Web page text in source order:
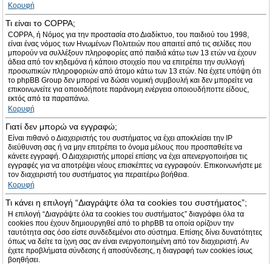
Κορυφή
Τι είναι το COPPA;
COPPA, ή Νόμος για την προστασία στο Διαδίκτυο, του παιδιού του 1998,
είναι ένας νόμος των Ηνωμένων Πολιτειών που απαιτεί από τις σελίδες που
μπορούν να συλλέξουν πληροφορίες από παιδιά κάτω των 13 ετών να έχουν
άδεια από τον κηδεμόνα ή κάποιο στοιχείο που να επιτρέπει την συλλογή
προσωπικών πληροφοριών από άτομο κάτω των 13 ετών. Να έχετε υπόψη ότι
το phpBB Group δεν μπορεί να δώσει νομική συμβουλή και δεν μπορείτε να
επικοινωνείτε για οποιοδήποτε παράνομη ενέργεια οποιουδήποττε είδους,
εκτός από τα παραπάνω.
Κορυφή
Γιατί δεν μπορώ να εγγραφώ;
Είναι πιθανό ο Διαχειριστής του συστήματος να έχει αποκλείσει την IP
διεύθυνση σας ή να μην επιτρέπει το όνομα μέλους που προσπαθείτε να
κάνετε εγγραφή. Ο Διαχειριστής μπορεί επίσης να έχει απενεργοποιήσει τις
εγγραφές για να αποτρέψει νέους επισκέπτες να εγγραφούν. Επικοινωνήστε με
τον διαχειριστή του συστήματος για περαιτέρω βοήθεια.
Κορυφή
Τι κάνει η επιλογή “Διαγράψτε όλα τα cookies του συστήματος”;
Η επιλογή “Διαγράψτε όλα τα cookies του συστήματος” διαγράφει όλα τα
cookies που έχουν δημιουργηθεί από το phpBB τα οποία ορίζουν την
ταυτότητα σας όσο είστε συνδεδεμένοι στο σύστημα. Επίσης δίνει δυνατότητες
όπως να δείτε τα ίχνη σας αν είναι ενεργοποιημένη από τον διαχειριστή. Αν
έχετε προβλήματα σύνδεσης ή αποσύνδεσης, η διαγραφή των cookies ίσως
βοηθήσει.